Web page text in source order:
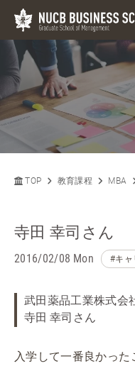
TOP 教育課程 MBA
寺田 幸司さん
2016/02/08 Mon #キャ
武田薬品工業株式会
寺田 幸司さん
入学して一番良かった